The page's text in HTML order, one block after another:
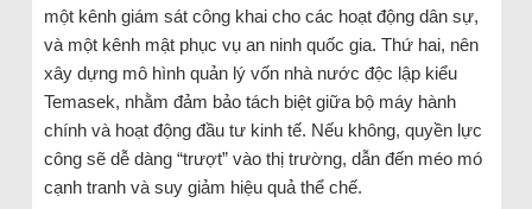
một kênh giám sát công khai cho các hoạt động dân sự,
và một kênh mật phục vụ an ninh quốc gia. Thứ hai, nên
xây dựng mô hình quản lý vốn nhà nước độc lập kiểu
Temasek, nhằm đảm bảo tách biệt giữa bộ máy hành
chính và hoạt động đầu tư kinh tế. Nếu không, quyền lực
công sẽ dễ dàng “trượt” vào thị trường, dẫn đến méo mó
cạnh tranh và suy giảm hiệu quả thể chế.